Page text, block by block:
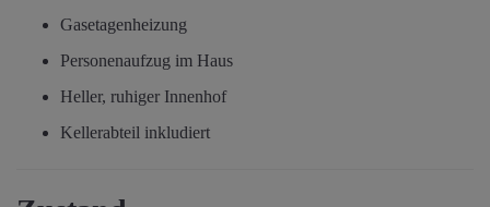
Gasetagenheizung
Personenaufzug im Haus
Heller, ruhiger Innenhof
Kellerabteil inkludiert